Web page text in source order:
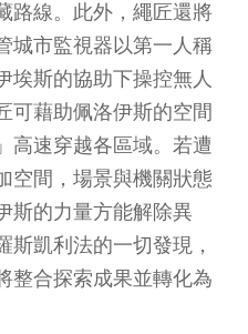
路線。此外，繩匠還將
城市監視器以第一人稱
埃斯的協助下操控無人
可藉助佩洛伊斯的空間
高速穿越各區域。若遭
空間，場景與機關狀態
斯的力量方能解除異
斯凱利法的一切發現，
整合探索成果並轉化為